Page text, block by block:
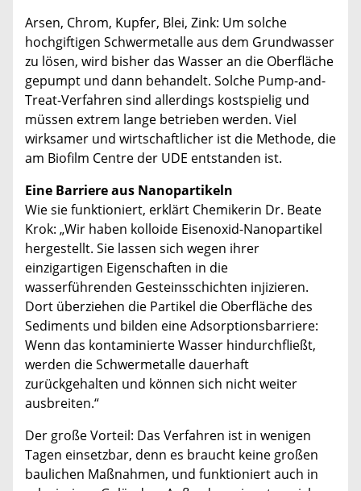
Arsen, Chrom, Kupfer, Blei, Zink: Um solche
hochgiftigen Schwermetalle aus dem Grundwasser
zu lösen, wird bisher das Wasser an die Oberfläche
gepumpt und dann behandelt. Solche Pump-and-
Treat-Verfahren sind allerdings kostspielig und
müssen extrem lange betrieben werden. Viel
wirksamer und wirtschaftlicher ist die Methode, die
am Biofilm Centre der UDE entstanden ist.
Eine Barriere aus Nanopartikeln
Wie sie funktioniert, erklärt Chemikerin Dr. Beate
Krok: „Wir haben kolloide Eisenoxid-Nanopartikel
hergestellt. Sie lassen sich wegen ihrer
einzigartigen Eigenschaften in die
wasserführenden Gesteinsschichten injizieren.
Dort überziehen die Partikel die Oberfläche des
Sediments und bilden eine Adsorptionsbarriere:
Wenn das kontaminierte Wasser hindurchfließt,
werden die Schwermetalle dauerhaft
zurückgehalten und können sich nicht weiter
ausbreiten.“
Der große Vorteil: Das Verfahren ist in wenigen
Tagen einsetzbar, denn es braucht keine großen
baulichen Maßnahmen, und funktioniert auch in